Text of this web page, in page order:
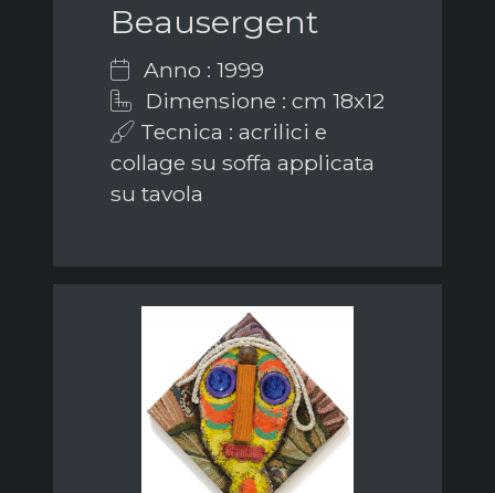
Beausergent
Anno : 1999
Dimensione : cm 18x12
Tecnica : acrilici e
collage su soffa applicata
su tavola